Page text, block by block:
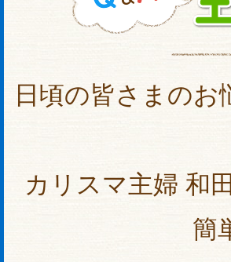
日頃の皆さまの
カリスマ主婦 和
簡